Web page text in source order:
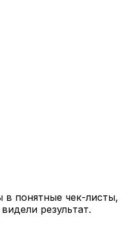
в понятные чек-листы,
результат.